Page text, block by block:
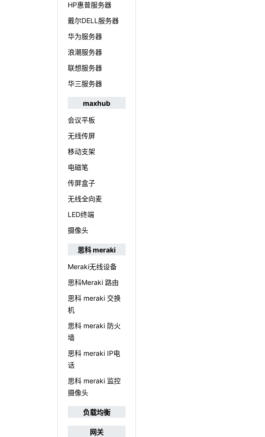
HP惠普服务器
戴尔DELL服务器
华为服务器
浪潮服务器
联想服务器
华三服务器
maxhub
会议平板
无线传屏
移动支架
电磁笔
传屏盒子
无线全向麦
LED终端
摄像头
思科 meraki
Meraki无线设备
思科Meraki 路由
思科 meraki 交换
机
思科 meraki 防火
墙
思科 meraki IP电
话
思科 meraki 监控
摄像头
负载均衡
网关